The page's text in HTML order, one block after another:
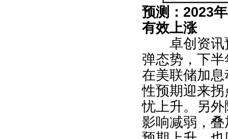
预测： 2023
有效上涨
卓创资讯
弹态势，下
在美联储加
性预期迎来
忧上升。另
影响减弱，